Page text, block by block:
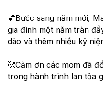
💕Bước sang năm mới,
gia đình một năm tràn
dào và thêm nhiều kỷ
🥰Cảm ơn các mom đã
trong hành trình lan tỏa